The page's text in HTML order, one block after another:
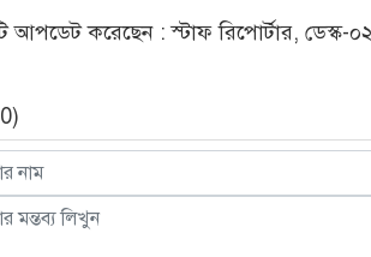
আপডেট করেছেন : স্টাফ রিপোর্টার, ডেস্ক-০২